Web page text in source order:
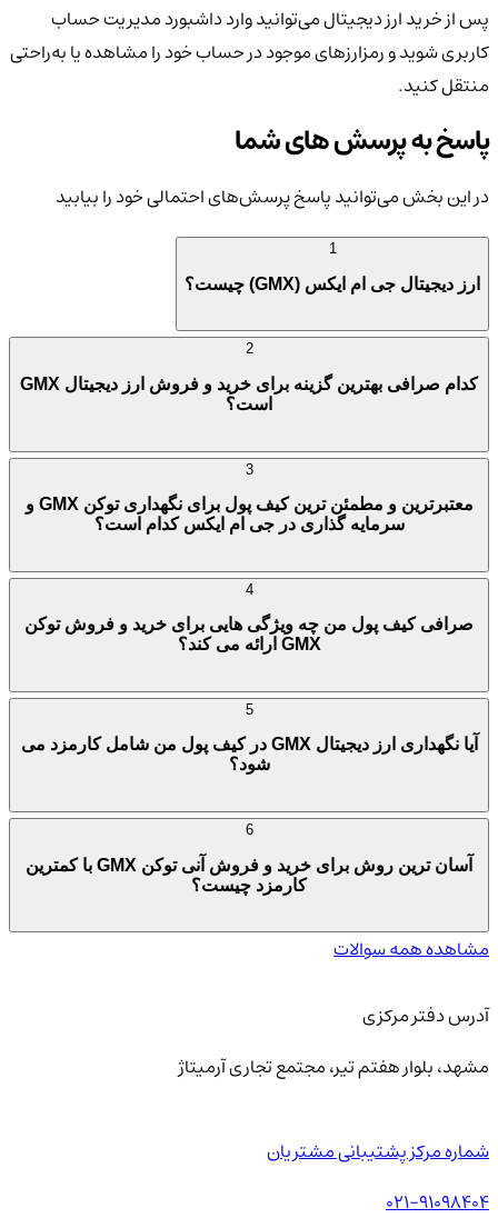
پس از خرید ارز دیجیتال می‌توانید وارد داشبورد مدیریت حساب
کاربری شوید و رمزارزهای موجود در حساب خود را مشاهده یا به‌راحتی
منتقل کنید.
پاسخ به پرسش های شما
در این بخش می‌توانید پاسخ پرسش‌های احتمالی خود را بیابید
ارز دیجیتال جی ام ایکس (GMX) چیست؟
کدام صرافی بهترین گزینه برای خرید و فروش ارز دیجیتال GMX
است؟
معتبرترین و مطمئن ترین کیف پول برای نگهداری توکن GMX و
سرمایه گذاری در جی ام ایکس کدام است؟
صرافی کیف پول من چه ویژگی هایی برای خرید و فروش توکن
GMX ارائه می کند؟
آیا نگهداری ارز دیجیتال GMX در کیف پول من شامل کارمزد می
شود؟
آسان ترین روش برای خرید و فروش آنی توکن GMX با کمترین
کارمزد چیست؟
مشاهده همه سوالات
آدرس دفتر مرکزی
مشهد، بلوار هفتم تیر، مجتمع تجاری آرمیتاژ
شماره مرکز پشتیبانی مشتریان
021-91098404